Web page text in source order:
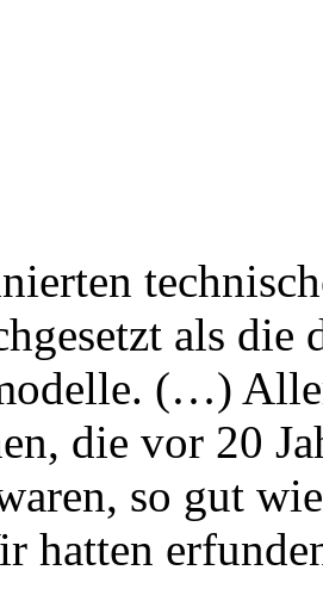
als die
(…)
die vor 20
so gut
hatten